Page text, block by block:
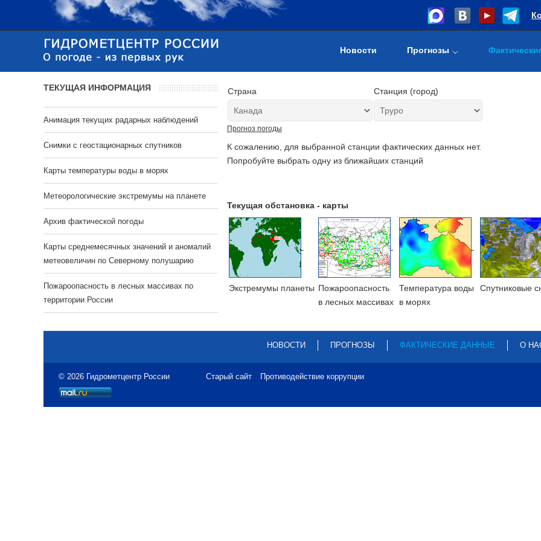
Новости Прогнозы
Страна Станция (город)
Прогноз погоды
К сожалению, для выбранной станции фактических данных нет.
Попробуйте выбрать одну из ближайших станций
Текущая обстановка - карты
Экстремумы планеты Пожароопасность
в лесных массивах
Температура воды
в морях
Cпутниковые
ТЕКУЩАЯ ИНФОРМАЦИЯ
Анимация текущих радарных наблюдений
Cнимки с геостационарных спутников
Карты температуры воды в морях
Метеорологические экстремумы на планете
Архив фактической погоды
Карты среднемесячных значений и аномалий
метеовеличин по Северному полушарию
Пожароопасность в лесных массивах по
территории России
НОВОСТИ ПРОГНОЗЫ ФАКТИЧЕСКИЕ ДАННЫЕ О
© 2026 Гидрометцентр России Старый сайт Противодействие коррупции